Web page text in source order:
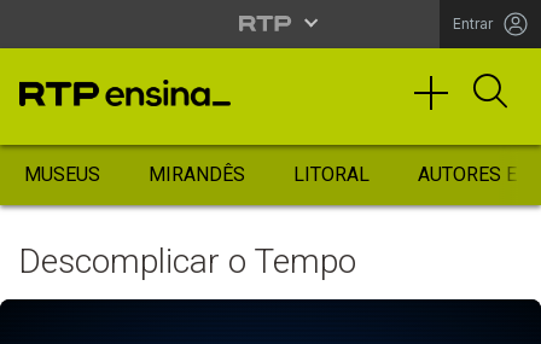
Entrar
MUSEUS MIRANDÊS LITORAL AUTORES
Descomplicar o Tempo